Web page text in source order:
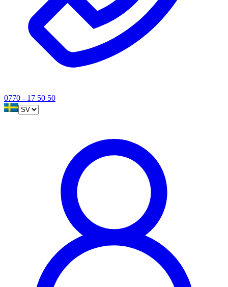
0770 - 17 50 50